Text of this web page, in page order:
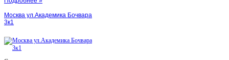
Москва ул.Академика Бочвара
3к1